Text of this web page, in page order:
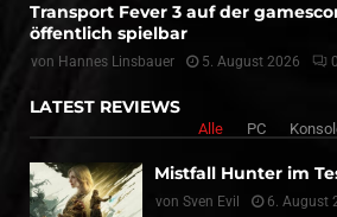
Transport Fever 3 auf der
öffentlich spielbar
von Hannes Linsbauer 5. August 2026 0
LATEST REVIEWS
Alle PC
Mistfall Hunter im
von Sven Evil 6. August